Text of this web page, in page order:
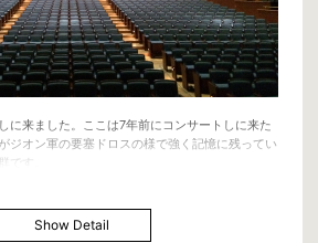
に来ました。ここは7年前にコンサートしに来た
ジオン軍の要塞ドロスの様で強く記憶に残ってい
です。
Show Detail